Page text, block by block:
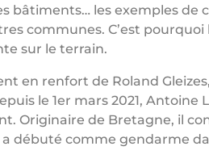
bâtiments… les exemples
communes. C’est
sur le terrain.
en renfort de Roland
le 1er mars 2021,
Originaire de Bretagne, il
débuté comme gendarme